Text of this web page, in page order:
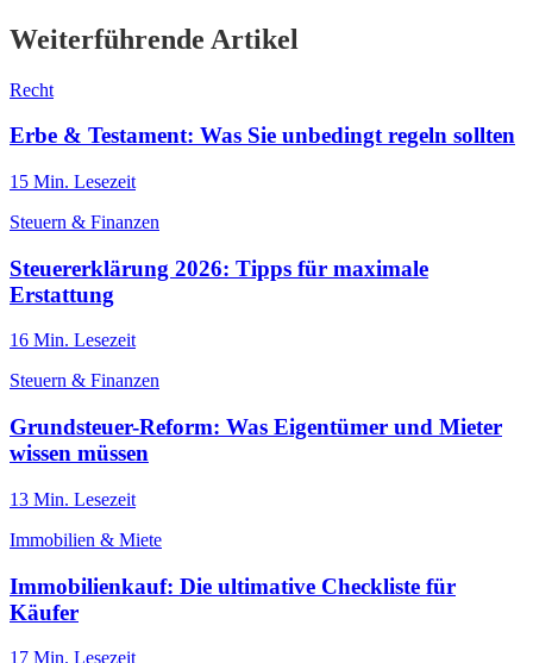
Weiterführende Artikel
Recht
Erbe & Testament: Was Sie unbedingt regeln sollten
15 Min. Lesezeit
Steuern & Finanzen
Steuererklärung 2026: Tipps für maximale
Erstattung
16 Min. Lesezeit
Steuern & Finanzen
Grundsteuer-Reform: Was Eigentümer und Mieter
wissen müssen
13 Min. Lesezeit
Immobilien & Miete
Immobilienkauf: Die ultimative Checkliste für
Käufer
17 Min. Lesezeit